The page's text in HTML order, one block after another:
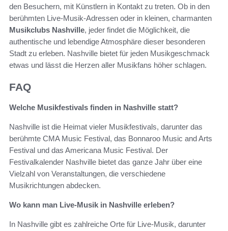
den Besuchern, mit Künstlern in Kontakt zu treten. Ob in den
berühmten Live-Musik-Adressen oder in kleinen, charmanten
Musikclubs Nashville, jeder findet die Möglichkeit, die
authentische und lebendige Atmosphäre dieser besonderen
Stadt zu erleben. Nashville bietet für jeden Musikgeschmack
etwas und lässt die Herzen aller Musikfans höher schlagen.
FAQ
Welche Musikfestivals finden in Nashville statt?
Nashville ist die Heimat vieler Musikfestivals, darunter das
berühmte CMA Music Festival, das Bonnaroo Music and Arts
Festival und das Americana Music Festival. Der
Festivalkalender Nashville bietet das ganze Jahr über eine
Vielzahl von Veranstaltungen, die verschiedene
Musikrichtungen abdecken.
Wo kann man Live-Musik in Nashville erleben?
In Nashville gibt es zahlreiche Orte für Live-Musik, darunter